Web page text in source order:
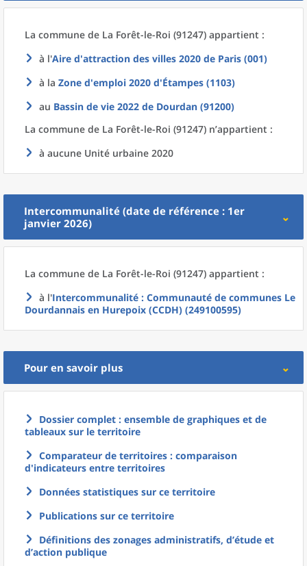
La commune de La Forêt-le-Roi (91247) appartient :
à l'Aire d'attraction des villes 2020 de Paris (001)
à la Zone d'emploi 2020 d'Étampes (1103)
au Bassin de vie 2022 de Dourdan (91200)
La commune de La Forêt-le-Roi (91247) n’appartient :
à aucune Unité urbaine 2020
Intercommunalité (date de référence : 1er
janvier 2026)
La commune de La Forêt-le-Roi (91247) appartient :
à l'Intercommunalité : Communauté de communes Le
Dourdannais en Hurepoix (CCDH) (249100595)
Pour en savoir plus
Dossier complet : ensemble de graphiques et de
tableaux sur le territoire
Comparateur de territoires : comparaison
d'indicateurs entre territoires
Données statistiques sur ce territoire
Publications sur ce territoire
Définitions des zonages administratifs, d’étude et
d’action publique